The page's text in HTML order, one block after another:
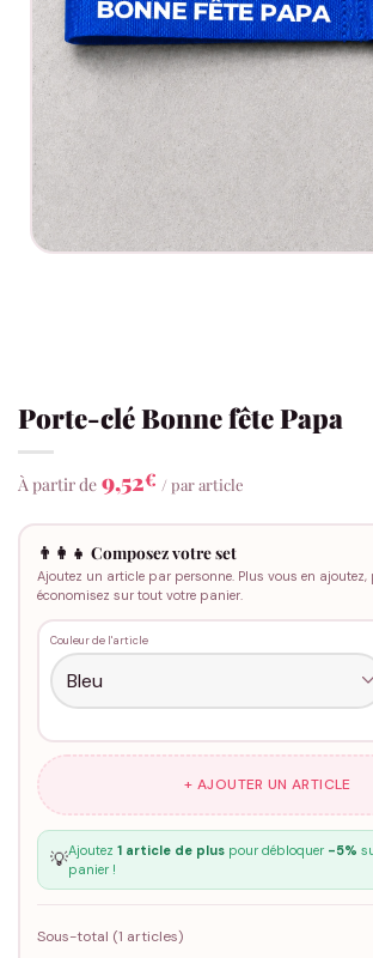
Porte-clé Bonne fête Papa
À partir de 9,52€ / par article
👨‍👩‍👧 Composez votre set
Ajoutez un article par personne. Plus vous en ajoutez,
économisez sur tout votre panier.
Couleur de l'article
+ AJOUTER UN ARTICLE
💡Ajoutez 1 article de pluspour débloquer -5%
panier !
Sous-total (1 articles)